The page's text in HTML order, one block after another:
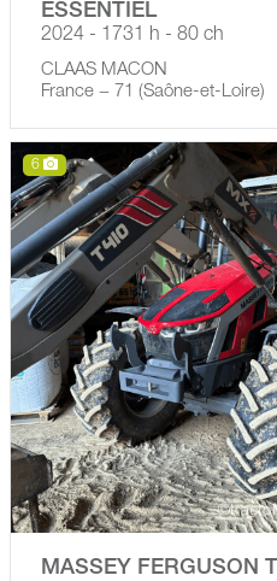
ESSENTIEL
2024 - 1731 h - 80 ch
CLAAS MACON
France − 71 (Saône-et-Loire)
6
MASSEY FERGUSON